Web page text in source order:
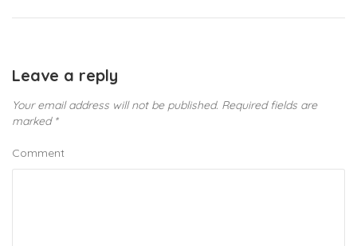
Leave a reply
Your email address will not be published. Required fields are
marked *
Comment